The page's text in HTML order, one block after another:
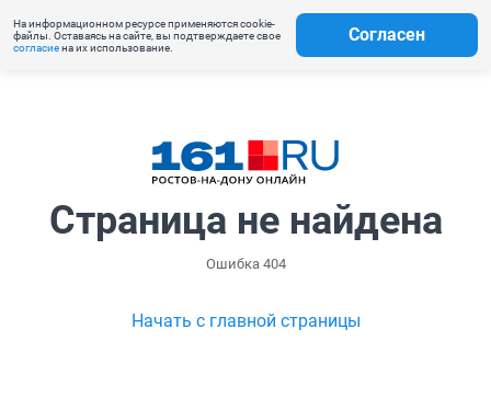
На информационном ресурсе применяются cookie-
файлы. Оставаясь на сайте, вы подтверждаете свое
согласиена их использование.
Согласен
Страница не найдена
Ошибка 404
Начать с главной страницы